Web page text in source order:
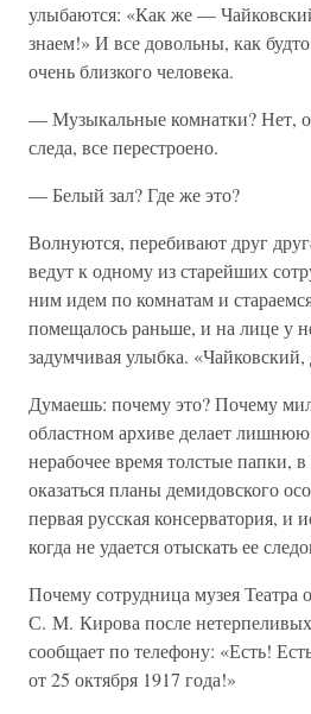
улыбаются: «Как же —
знаем!» И все довольны, как
очень близкого человека.
— Музыкальные комнатки? Нет,
следа, все перестроено.
— Белый зал? Где же это?
Волнуются, перебивают друг
ведут к одному из старейших
ним идем по комнатам и
помещалось раньше, и на лице у
задумчивая улыбка.
Думаешь: почему это? Почему
областном архиве делает лишнюю
нерабочее время толстые папки,
оказаться планы демидовского
первая русская консерватория, и
когда не удается отыскать ее
Почему сотрудница музея Театра
С. М. Кирова после
сообщает по телефону: «Есть!
от 25 октября 1917 года!»